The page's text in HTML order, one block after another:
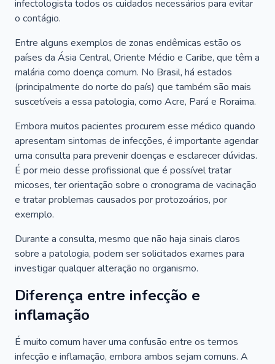
infectologista todos os cuidados necessários para evitar
o contágio.
Entre alguns exemplos de zonas endêmicas estão os
países da Ásia Central, Oriente Médio e Caribe, que têm a
malária como doença comum. No Brasil, há estados
(principalmente do norte do país) que também são mais
suscetíveis a essa patologia, como Acre, Pará e Roraima.
Embora muitos pacientes procurem esse médico quando
apresentam sintomas de infecções, é importante agendar
uma consulta para prevenir doenças e esclarecer dúvidas.
É por meio desse profissional que é possível tratar
micoses, ter orientação sobre o cronograma de vacinação
e tratar problemas causados por protozoários, por
exemplo.
Durante a consulta, mesmo que não haja sinais claros
sobre a patologia, podem ser solicitados exames para
investigar qualquer alteração no organismo.
Diferença entre infecção e
inflamação
É muito comum haver uma confusão entre os termos
infecção e inflamação, embora ambos sejam comuns. A